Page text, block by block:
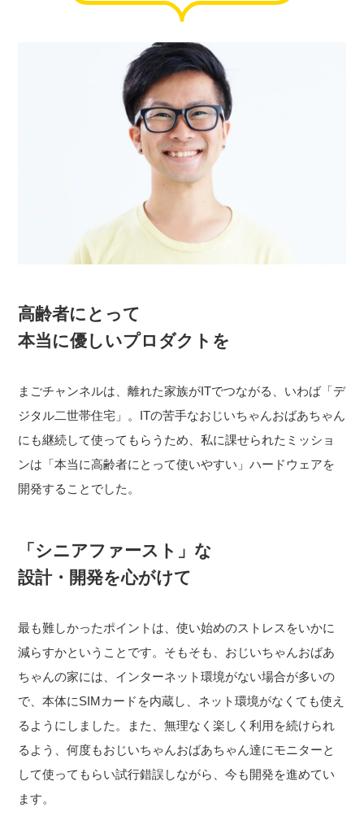
高齢者にとって
本当に優しいプロダクトを
まごチャンネルは、離れた家族がITでつながる、いわば「デ
ジタル二世帯住宅」。ITの苦手なおじいちゃんおばあちゃん
にも継続して使ってもらうため、私に課せられたミッショ
ンは「本当に高齢者にとって使いやすい」ハードウェアを
開発することでした。
「シニアファースト」な
設計・開発を心がけて
最も難しかったポイントは、使い始めのストレスをいかに
減らすかということです。そもそも、おじいちゃんおばあ
ちゃんの家には、インターネット環境がない場合が多いの
で、本体にSIMカードを内蔵し、ネット環境がなくても使え
るようにしました。また、無理なく楽しく利用を続けられ
るよう、何度もおじいちゃんおばあちゃん達にモニターと
して使ってもらい試行錯誤しながら、今も開発を進めてい
ます。